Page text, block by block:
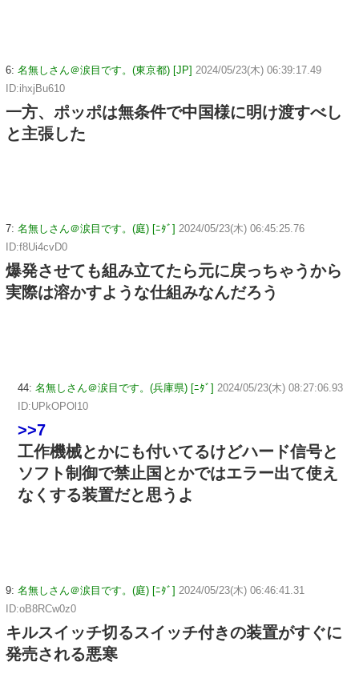
6: 名無しさん＠涙目です。(東京都) [JP] 2024/05/23(木) 06:39:17.49
ID:ihxjBu610
一方、ポッポは無条件で中国様に明け渡すべし
と主張した
7: 名無しさん＠涙目です。(庭) [ﾆﾀﾞ] 2024/05/23(木) 06:45:25.76
ID:f8Ui4cvD0
爆発させても組み立てたら元に戻っちゃうから
実際は溶かすような仕組みなんだろう
44: 名無しさん＠涙目です。(兵庫県) [ﾆﾀﾞ] 2024/05/23(木) 08:27:06.93
ID:UPkOPOl10
>>7
工作機械とかにも付いてるけどハード信号と
ソフト制御で禁止国とかではエラー出て使え
なくする装置だと思うよ
9: 名無しさん＠涙目です。(庭) [ﾆﾀﾞ] 2024/05/23(木) 06:46:41.31
ID:oB8RCw0z0
キルスイッチ切るスイッチ付きの装置がすぐに
発売される悪寒